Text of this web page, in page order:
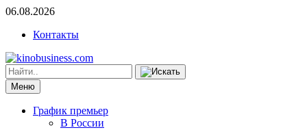
06.08.2026
Контакты
Меню
График премьер
В России